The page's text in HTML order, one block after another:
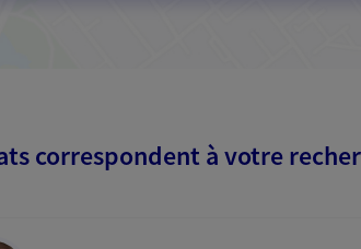
correspondent à votre